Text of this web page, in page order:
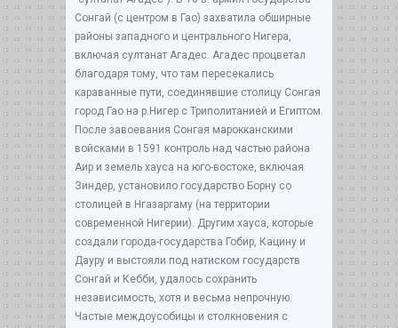
Сонгай (с центром в Гао) захватила обширные
районы западного и центрального Нигера,
включая султанат Агадес. Агадес процветал
благодаря тому, что там пересекались
караванные пути, соединявшие столицу Сонгая
город Гао на р.Нигер с Триполитанией и Египтом.
После завоевания Сонгая марокканскими
войсками в 1591 контроль над частью района
Аир и земель хауса на юго-востоке, включая
Зиндер, установило государство Борну со
столицей в Нгазаргаму (на территории
современной Нигерии). Другим хауса, которые
создали города-государства Гобир, Кацину и
Дауру и выстояли под натиском государств
Сонгай и Кебби, удалось сохранить
независимость, хотя и весьма непрочную.
Частые междоусобицы и столкновения с